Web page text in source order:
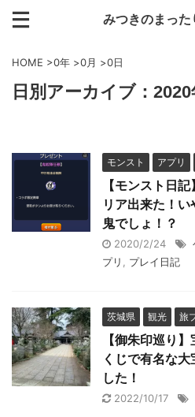
みつきのまった
HOME >0年 >0月 >0日
日別アーカイブ：2020
モンスト アプリ
【モンスト日
リア出来た！
鬼でしょ！？
2020/2/24
プリ
プレイ日記
茨城県 観光 旅
【御朱印巡り
くじで有名な
した！
2022/10/17